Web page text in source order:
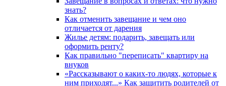
знать?
Как отменить завещание и чем оно
отличается от дарения
Жилье детям: подарить, завещать или
оформить ренту?
Как правильно "переписать" квартиру на
внуков
«Рассказывают о каких-то людях, которые к
ним приходят...» Как защитить родителей от